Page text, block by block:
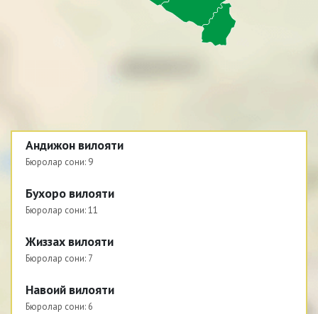
Андижон вилояти
Бюролар сони: 9
Бухоро вилояти
Бюролар сони:11
Жиззах вилояти
Бюролар сони: 7
Навоий вилояти
Бюролар сони: 6